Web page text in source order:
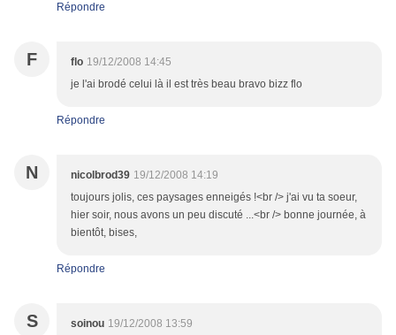
Répondre
F flo 19/12/2008 14:45
je l'ai brodé celui là il est très beau bravo bizz flo
Répondre
N nicolbrod39 19/12/2008 14:19
toujours jolis, ces paysages enneigés !<br /> j'ai vu ta soeur,
hier soir, nous avons un peu discuté ...<br /> bonne journée, à
bientôt, bises,
Répondre
S soinou 19/12/2008 13:59